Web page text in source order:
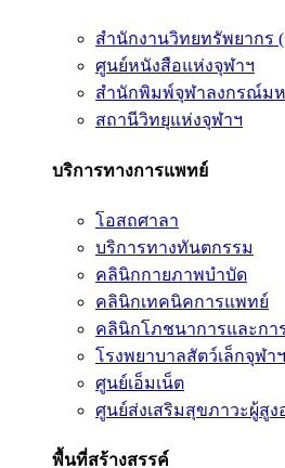
สำนักงานวิทยทรัพยากร
ศูนย์หนังสือแห่งจุฬาฯ
สำนักพิมพ์จุฬาลงกรณ์ม
สถานีวิทยุแห่งจุฬาฯ
บริการทางการแพทย์
โอสถศาลา
บริการทางทันตกรรม
คลินิกกายภาพบำบัด
คลินิกเทคนิคการแพทย์
คลินิกโภชนาการและกา
โรงพยาบาลสัตว์เล็กจุฬาฯ
ศูนย์เอ็มเน็ต
ศูนย์ส่งเสริมสุขภาวะผู้สูง
พื้นที่สร้างสรรค์